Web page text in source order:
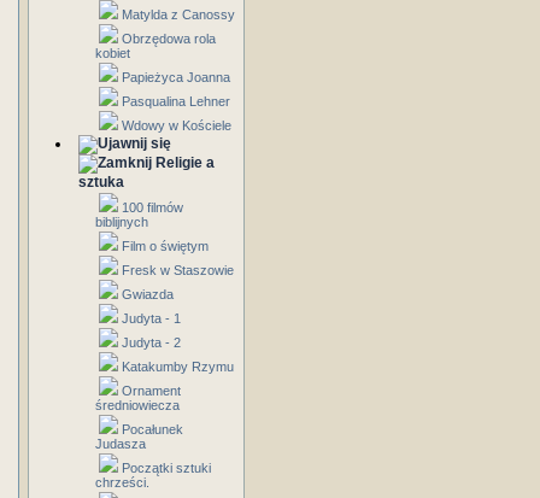
Matylda z Canossy
Obrzędowa rola
kobiet
Papieżyca Joanna
Pasqualina Lehner
Wdowy w Kościele
Religie a
sztuka
100 filmów
biblijnych
Film o świętym
Fresk w Staszowie
Gwiazda
Judyta - 1
Judyta - 2
Katakumby Rzymu
Ornament
średniowiecza
Pocałunek
Judasza
Początki sztuki
chrześci.